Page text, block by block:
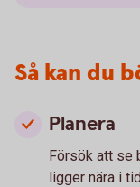
Så kan du
Planera
Försök att se
ligger nära i